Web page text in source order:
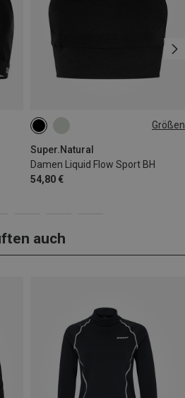
Größen
Super.Natural
Damen Liquid Flow Sport BH
54,80 €
XS
auch